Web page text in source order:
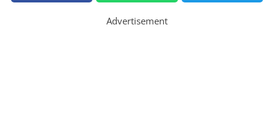
Advertisement